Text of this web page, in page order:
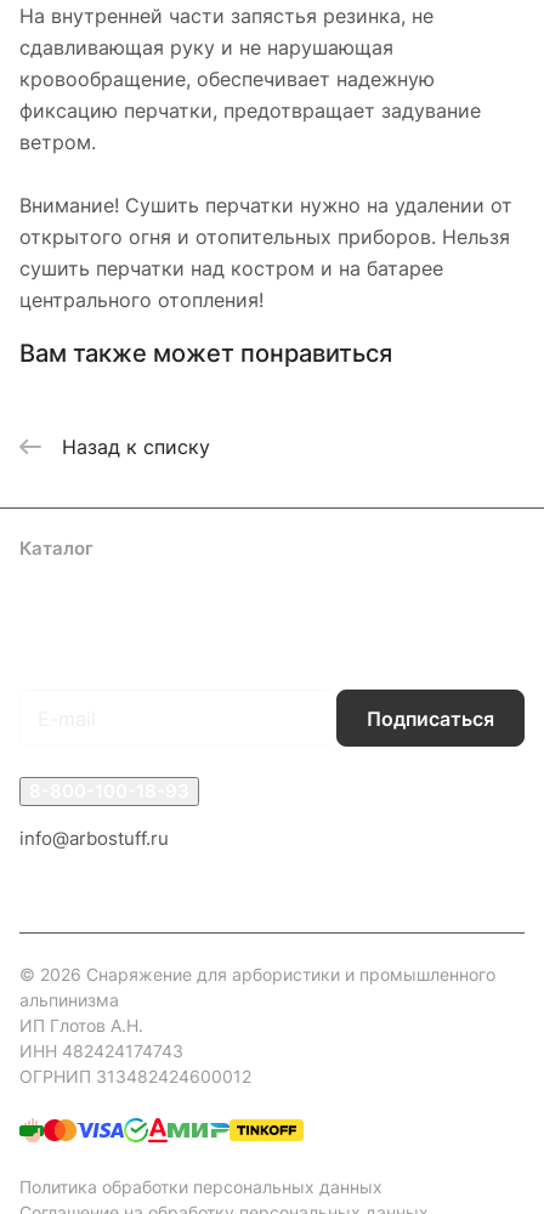
На внутренней части запястья резинка, не
сдавливающая руку и не нарушающая
кровообращение, обеспечивает надежную
фиксацию перчатки, предотвращает задувание
ветром.
Внимание! Сушить перчатки нужно на удалении от
открытого огня и отопительных приборов. Нельзя
сушить перчатки над костром и на батарее
центрального отопления!
Вам также может понравиться
Назад к списку
Каталог
Подписаться
info@arbostuff.ru
© 2026 Снаряжение для арбористики и промышленного
альпинизма
ИП Глотов А.Н.
ИНН 482424174743
ОГРНИП 313482424600012
Политика обработки персональных данных